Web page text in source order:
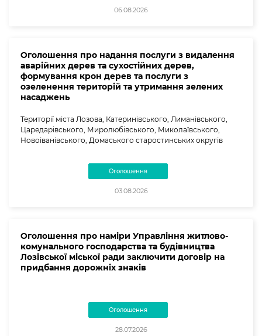
06.08.2026
Оголошення про надання послуги з видалення
аварійних дерев та сухостійних дерев,
формування крон дерев та послуги з
озеленення територій та утримання зелених
насаджень
Території міста Лозова, Катеринівського, Лиманівського,
Царедарівського, Миролюбівського, Миколаївського,
Новоіванівського, Домаського старостинських округів
Оголошення
03.08.2026
Оголошення про наміри Управління житлово-
комунального господарства та будівництва
Лозівської міської ради заключити договір на
придбання дорожніх знаків
Оголошення
28.07.2026